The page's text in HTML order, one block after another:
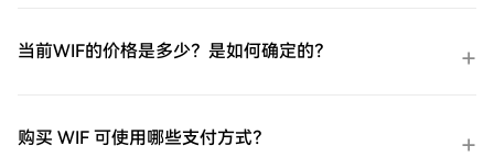
当前WIF的价格是多少？是如何确定的？
购买 WIF 可使用哪些支付方式？